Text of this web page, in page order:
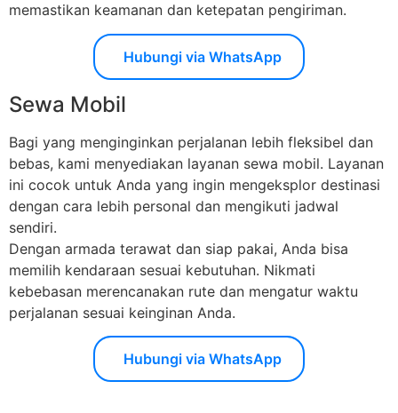
memastikan keamanan dan ketepatan pengiriman.
Hubungi via WhatsApp
Sewa Mobil
Bagi yang menginginkan perjalanan lebih fleksibel dan
bebas, kami menyediakan layanan sewa mobil. Layanan
ini cocok untuk Anda yang ingin mengeksplor destinasi
dengan cara lebih personal dan mengikuti jadwal
sendiri.
Dengan armada terawat dan siap pakai, Anda bisa
memilih kendaraan sesuai kebutuhan. Nikmati
kebebasan merencanakan rute dan mengatur waktu
perjalanan sesuai keinginan Anda.
Hubungi via WhatsApp